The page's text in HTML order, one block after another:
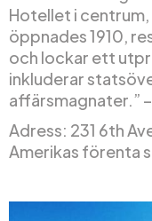
Hotellet i centrum,
öppnades 1910,
och lockar ett
inkluderar
affärsmagnater.”
Adress: 231 6th
Amerikas förenta